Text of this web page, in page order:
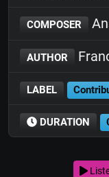
COMPOSER
AUTHOR
LABEL
DURATION